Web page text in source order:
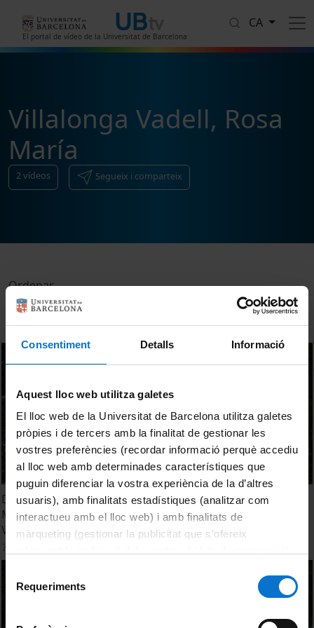
Consentiment Detalls Informació
Aquest lloc web utilitza galetes
El lloc web de la Universitat de Barcelona utilitza galetes
pròpies i de tercers amb la finalitat de gestionar les
vostres preferències (recordar informació perquè accediu
al lloc web amb determinades característiques que
puguin diferenciar la vostra experiència de la d’altres
usuaris), amb finalitats estadístiques (analitzar com
interactueu amb el lloc web) i amb finalitats de
màrqueting (gestionar la publicitat que s’ofereix
consultar laPolítica de galetes del lloc web de la
Requeriments
El portal de vídeo de la Universitat de Barcelona
CA
Villalonga Vadell, Rosa
María
2vídeos Segueix i comparteix
Ordenar
Dossier digital d’aprenentatge (E-portfolio) – Experiència
Medicina i Ciències de la Salut - Dra. Rosa Mª Villalonga
Vadell